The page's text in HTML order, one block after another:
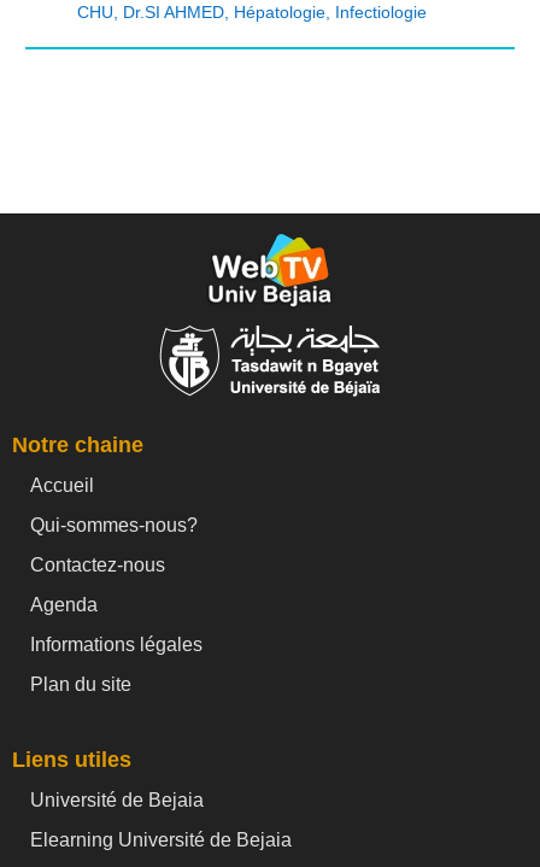
CHU Dr.SI AHMED, Hépatologie, Infectiologie
Notre chaine
Accueil
Qui-sommes-nous?
Contactez-nous
Agenda
Informations légales
Plan du site
Liens utiles
Université de Bejaia
Elearning Université de Bejaia